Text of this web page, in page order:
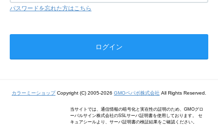
パスワードを忘れた方はこちら
カラーミーショップCopyright (C) 2005-2026 GMOペパボ株式会社 All Rights Reserved.
当サイトでは、通信情報の暗号化と実在性の証明のため、GMOグロ
ーバルサイン株式会社のSSLサーバ証明書を使用しております。 セ
キュアシールより、サーバ証明書の検証結果をご確認ください。